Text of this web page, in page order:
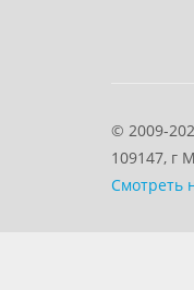
© 2009-
109147, г
Смотреть
Стоимость